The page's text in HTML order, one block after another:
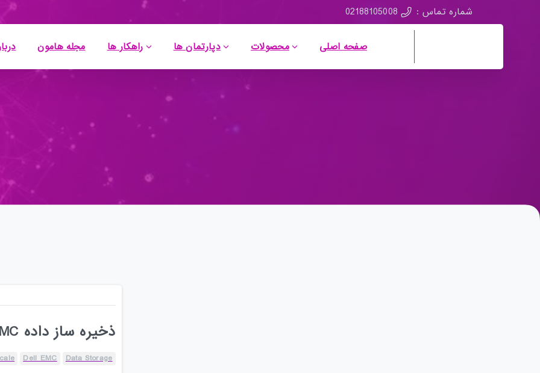
شماره تماس : 02188105008
صفحه اصلی محصولات دپارتمان ها راهکار ها مجله هامون
ذخیره ساز داده Dell EMC مدل PowerScale H7000
Data Storage
Dell EMC